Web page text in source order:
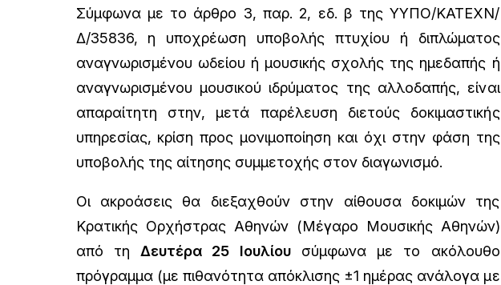
Σύμφωνα με το άρθρο 3, παρ. 2, εδ. β της ΥΥΠΟ/ΚΑΤΕΧΝ/
Δ/35836, η υποχρέωση υποβολής πτυχίου ή διπλώματος
αναγνωρισμένου ωδείου ή μουσικής σχολής της ημεδαπής ή
αναγνωρισμένου μουσικού ιδρύματος της αλλοδαπής, είναι
απαραίτητη στην, μετά παρέλευση διετούς δοκιμαστικής
υπηρεσίας, κρίση προς μονιμοποίηση και όχι στην φάση της
υποβολής της αίτησης συμμετοχής στον διαγωνισμό.
Οι ακροάσεις θα διεξαχθούν στην αίθουσα δοκιμών της
Κρατικής Ορχήστρας Αθηνών (Μέγαρο Μουσικής Αθηνών)
από τη Δευτέρα 25 Ιουλίουσύμφωνα με το ακόλουθο
πρόγραμμα (με πιθανότητα απόκλισης ±1 ημέρας ανάλογα με